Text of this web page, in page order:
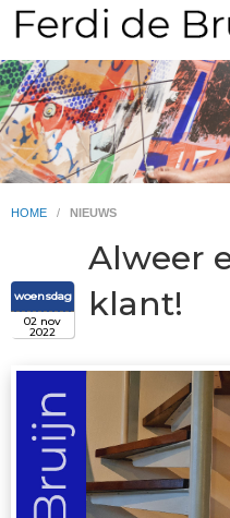
HOME / NIEUWS
Alweer
klant!
woensdag
02 nov
2022